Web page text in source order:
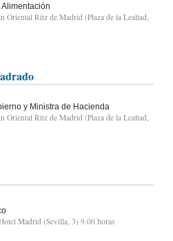
Oriental Ritz de Madrid (Plaza de la Lealtad,
y Ministra de Hacienda
Oriental Ritz de Madrid (Plaza de la Lealtad,
Madrid (Sevilla, 3) 9.00 horas